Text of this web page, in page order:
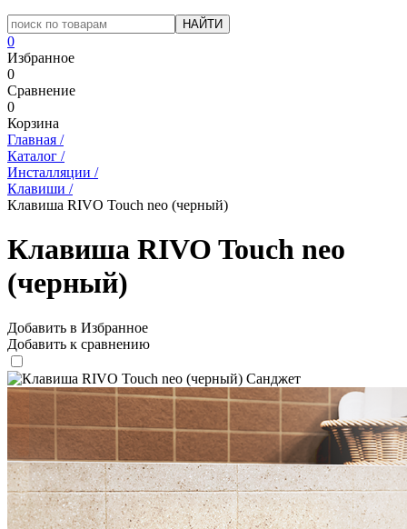
0
Избранное
0
Сравнение
0
Корзина
Главная /
Каталог /
Инсталляции /
Клавиши /
Клавиша RIVO Touch neo (черный)
Клавиша RIVO Touch neo
(черный)
Добавить в Избранное
Добавить к сравнению